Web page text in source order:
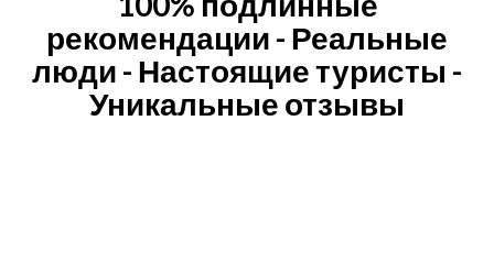
рекомендации - Реальные
люди - Настоящие туристы -
Уникальные отзывы